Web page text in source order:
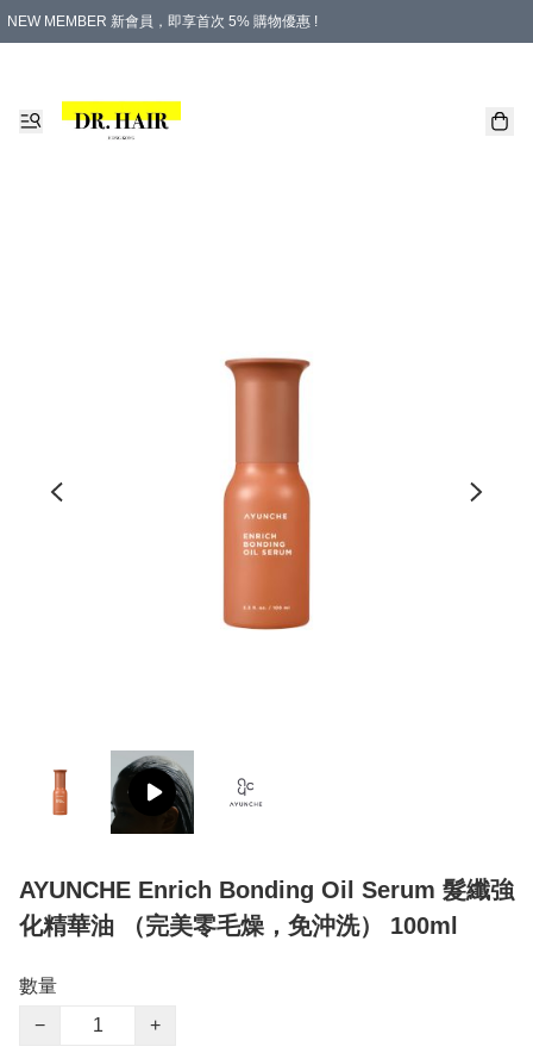
NEW MEMBER 新會員，即享首次 5% 購物優惠 !
AYUNCHE Enrich Bonding Oil Serum 髮纖強
化精華油 （完美零毛燥，免沖洗） 100ml
數量
−
+